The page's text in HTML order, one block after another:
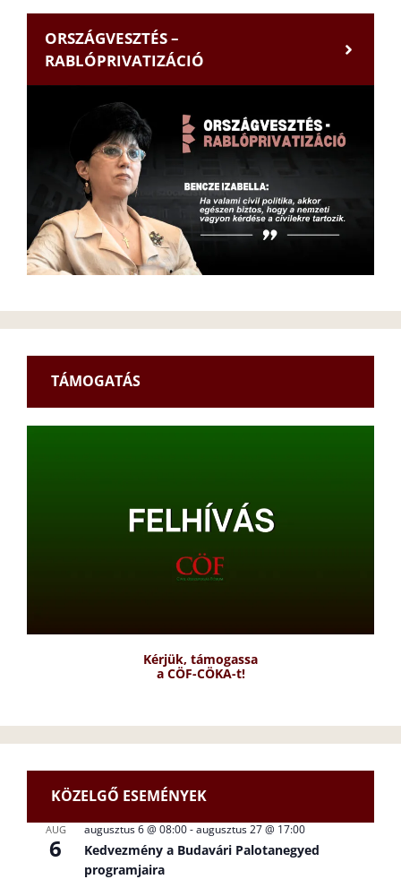
ORSZÁGVESZTÉS –
RABLÓPRIVATIZÁCIÓ
TÁMOGATÁS
Kérjük, támogassa
a CÖF-CÖKA-t!
KÖZELGŐ ESEMÉNYEK
AUG
6
augusztus 6 @ 08:00-augusztus 27 @ 17:00
Kedvezmény a Budavári Palotanegyed
programjaira